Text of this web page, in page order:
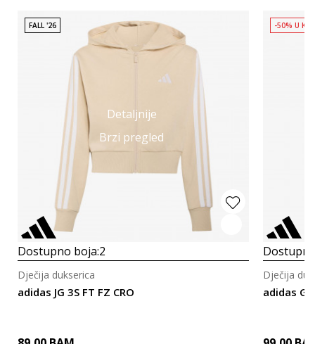
Detaljnije
Brzi pregled
FALL '26
Dostupno boja:2
adidas JG 3S FT FZ CRO
Dječija dukserica
-50% U
adidas G
Dječija